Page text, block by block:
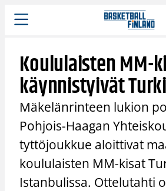
Siirry
sisältöön
Koululaisten MM-
käynnistyivät
Mäkelänrinteen lukion
Pohjois-Haagan
tyttöjoukkue aloittivat
koululaisten MM-kisat
Istanbulissa. Ottelutahti